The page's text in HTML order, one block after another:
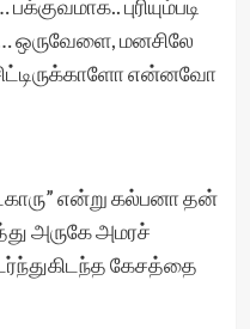
புரியும்படி
ஒருவேளை, மனசிலே
என்னவோ
என்று கல்பனா தன்
அருகே அமரச்
கேசத்தை